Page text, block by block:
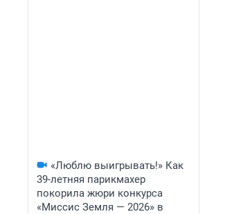
«Люблю выигрывать!» Как
39-летняя парикмахер
покорила жюри конкурса
«Миссис Земля — 2026» в